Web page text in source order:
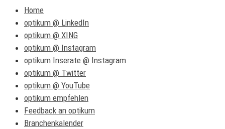
Home
optikum @ LinkedIn
optikum @ XING
optikum @ Instagram
optikum Inserate @ Instagram
optikum @ Twitter
optikum @ YouTube
optikum empfehlen
Feedback an optikum
Branchenkalender